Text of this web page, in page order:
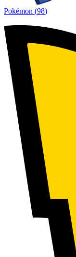
Pokémon (98)